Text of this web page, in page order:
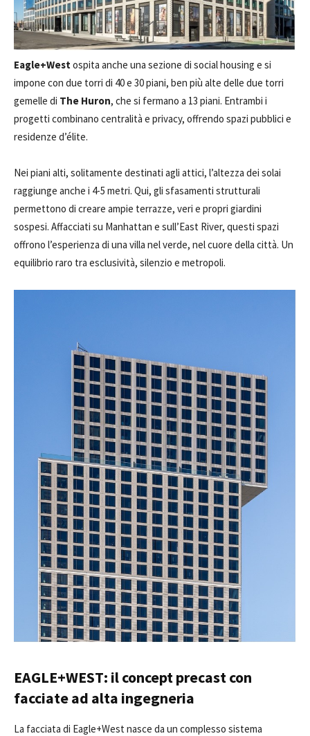
Eagle+Westospita anche una sezione di social housing e si
impone con due torri di 40 e 30 piani, ben più alte delle due torri
gemelle di The Huron, che si fermano a 13 piani. Entrambi i
progetti combinano centralità e privacy, offrendo spazi pubblici e
residenze d’élite.
Nei piani alti, solitamente destinati agli attici, l’altezza dei solai
raggiunge anche i 4-5 metri. Qui, gli sfasamenti strutturali
permettono di creare ampie terrazze, veri e propri giardini
sospesi. Affacciati su Manhattan e sull’East River, questi spazi
offrono l’esperienza di una villa nel verde, nel cuore della città. Un
equilibrio raro tra esclusività, silenzio e metropoli.
EAGLE+WEST: il concept precast con
facciate ad alta ingegneria
La facciata di Eagle+West nasce da un complesso sistema